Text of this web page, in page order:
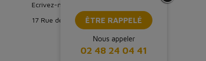
Ecrivez-nous : boutique@proebo.fr
17 Rue de Strasbourg, 94150 Rungis
ÊTRE RAPPELÉ
Nous appeler
02 48 24 04 41